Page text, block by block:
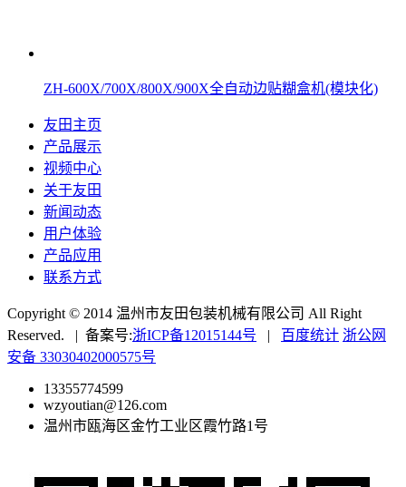
ZH-600X/700X/800X/900X全自动边贴糊盒机(模块化)
友田主页
产品展示
视频中心
关于友田
新闻动态
用户体验
产品应用
联系方式
Copyright © 2014 温州市友田包装机械有限公司 All Right
Reserved. | 备案号:浙ICP备12015144号 | 百度统计 浙公网
安备 33030402000575号
13355774599
wzyoutian@126.com
温州市瓯海区金竹工业区霞竹路1号